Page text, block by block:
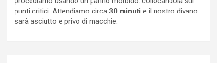
punti critici. Attendiamo circa 30 minuti e il nostro divano
sarà asciutto e privo di macchie.